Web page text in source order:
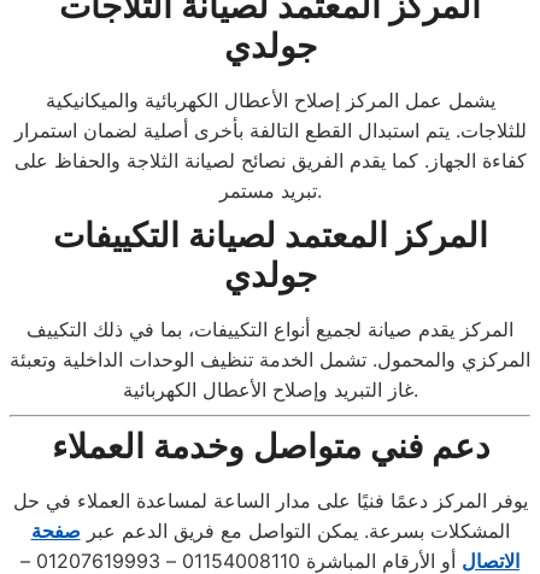
جولدي
يشمل عمل المركز إصلاح الأعطال الكهربائية والميكانيكية
للثلاجات. يتم استبدال القطع التالفة بأخرى أصلية لضمان استمرار
كفاءة الجهاز. كما يقدم الفريق نصائح لصيانة الثلاجة والحفاظ على
تبريد مستمر.
المركز المعتمد لصيانة التكييفات
جولدي
المركز يقدم صيانة لجميع أنواع التكييفات، بما في ذلك التكييف
المركزي والمحمول. تشمل الخدمة تنظيف الوحدات الداخلية وتعبئة
غاز التبريد وإصلاح الأعطال الكهربائية.
دعم فني متواصل وخدمة العملاء
يوفر المركز دعمًا فنيًا على مدار الساعة لمساعدة العملاء في حل
المشكلات بسرعة. يمكن التواصل مع فريق الدعم عبر صفحة
الاتصال
أو الأرقام المباشرة 01154008110 – 01207619993 –